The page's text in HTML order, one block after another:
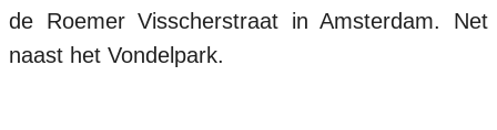
de Roemer Visscherstraat in Amsterdam. Net
naast het Vondelpark.